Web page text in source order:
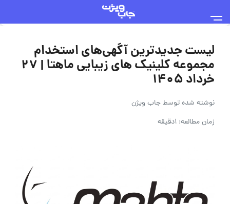
لیست جدیدترین آگهی‌های استخدام
مجموعه کلینیک های زیبایی ماهتا | ۲۷
خرداد ۱۴۰۵
نوشته شده توسطجاب ویژن
زمان مطالعه: 1دقیقه